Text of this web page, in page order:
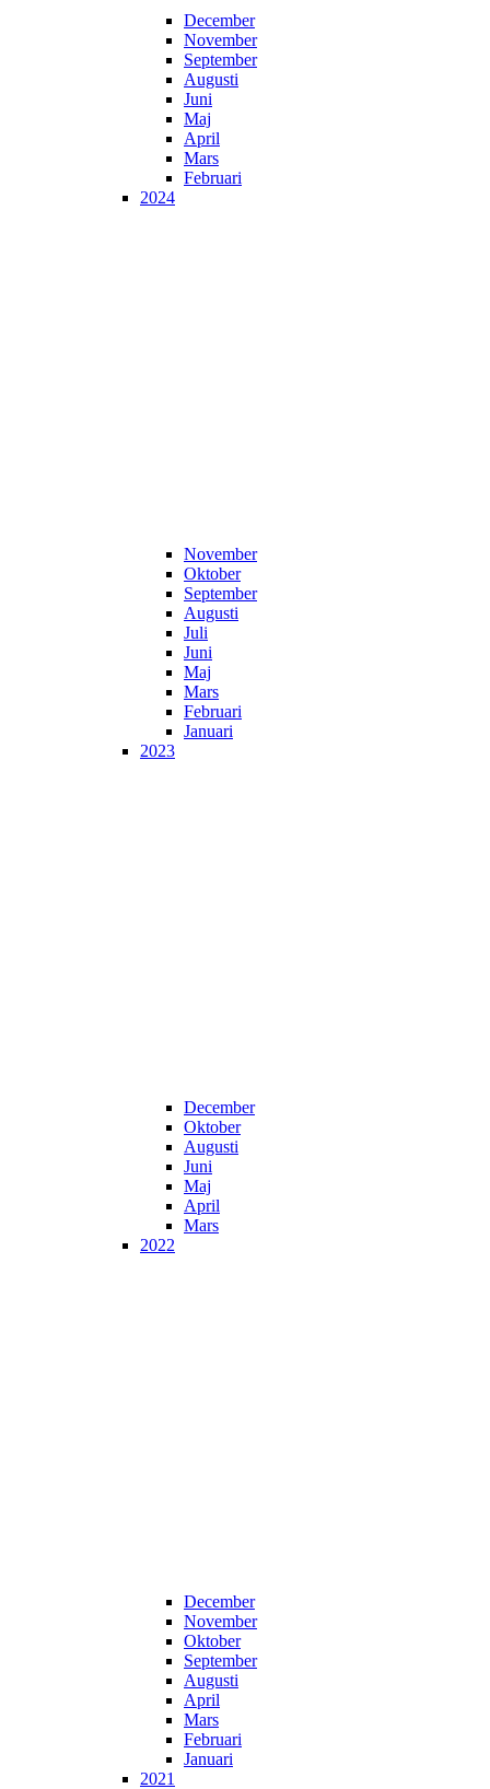
December
November
September
Augusti
Juni
Maj
April
Mars
Februari
2024
November
Oktober
September
Augusti
Juli
Juni
Maj
Mars
Februari
Januari
2023
December
Oktober
Augusti
Juni
Maj
April
Mars
2022
December
November
Oktober
September
Augusti
April
Mars
Februari
Januari
2021